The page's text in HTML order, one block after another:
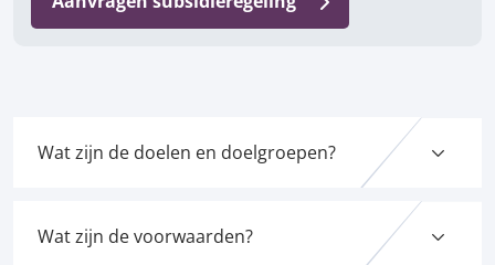
Wat zijn de doelen en doelgroepen?
Wat zijn de voorwaarden?